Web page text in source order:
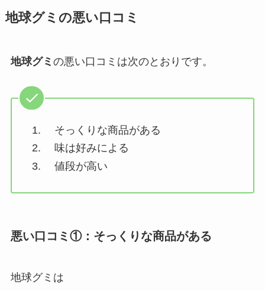
地球グミ の悪い口コミ
地球グミ の悪い口コミは次のとおりです。
そっくりな商品がある
味は好みによる
値段が高い
悪い口コミ①：そっくりな商品がある
地球グミは